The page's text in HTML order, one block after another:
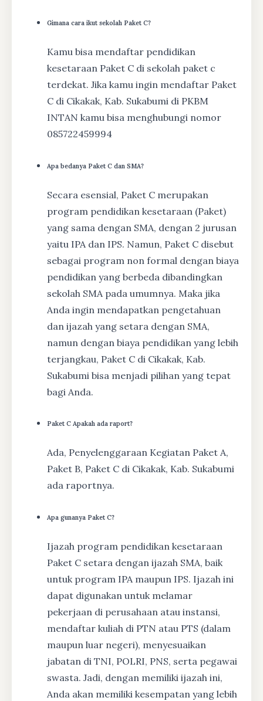
Gimana cara ikut sekolah Paket C?
Kamu bisa mendaftar pendidikan
kesetaraan Paket C di sekolah paket c
terdekat. Jika kamu ingin mendaftar Paket
C di Cikakak, Kab. Sukabumi di PKBM
INTAN kamu bisa menghubungi nomor
085722459994
Apa bedanya Paket C dan SMA?
Secara esensial, Paket C merupakan
program pendidikan kesetaraan (Paket)
yang sama dengan SMA, dengan 2 jurusan
yaitu IPA dan IPS. Namun, Paket C disebut
sebagai program non formal dengan biaya
pendidikan yang berbeda dibandingkan
sekolah SMA pada umumnya. Maka jika
Anda ingin mendapatkan pengetahuan
dan ijazah yang setara dengan SMA,
namun dengan biaya pendidikan yang lebih
terjangkau, Paket C di Cikakak, Kab.
Sukabumi bisa menjadi pilihan yang tepat
bagi Anda.
Paket C Apakah ada raport?
Ada, Penyelenggaraan Kegiatan Paket A,
Paket B, Paket C di Cikakak, Kab. Sukabumi
ada raportnya.
Apa gunanya Paket C?
Ijazah program pendidikan kesetaraan
Paket C setara dengan ijazah SMA, baik
untuk program IPA maupun IPS. Ijazah ini
dapat digunakan untuk melamar
pekerjaan di perusahaan atau instansi,
mendaftar kuliah di PTN atau PTS (dalam
maupun luar negeri), menyesuaikan
jabatan di TNI, POLRI, PNS, serta pegawai
swasta. Jadi, dengan memiliki ijazah ini,
Anda akan memiliki kesempatan yang lebih